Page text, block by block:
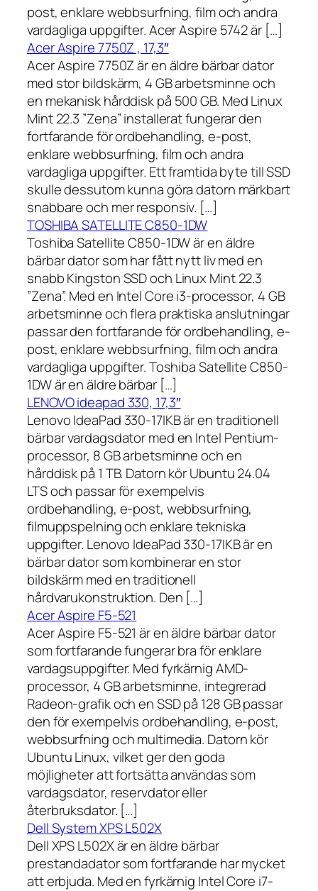
post, enklare webbsurfning, film och andra
vardagliga uppgifter. Acer Aspire 5742 är […]
Acer Aspire 7750Z , 17,3″
Acer Aspire 7750Z är en äldre bärbar dator
med stor bildskärm, 4 GB arbetsminne och
en mekanisk hårddisk på 500 GB. Med Linux
Mint 22.3 ”Zena” installerat fungerar den
fortfarande för ordbehandling, e-post,
enklare webbsurfning, film och andra
vardagliga uppgifter. Ett framtida byte till SSD
skulle dessutom kunna göra datorn märkbart
snabbare och mer responsiv. […]
TOSHIBA SATELLITE C850-1DW
Toshiba Satellite C850-1DW är en äldre
bärbar dator som har fått nytt liv med en
snabb Kingston SSD och Linux Mint 22.3
”Zena”. Med en Intel Core i3-processor, 4 GB
arbetsminne och flera praktiska anslutningar
passar den fortfarande för ordbehandling, e-
post, enklare webbsurfning, film och andra
vardagliga uppgifter. Toshiba Satellite C850-
1DW är en äldre bärbar […]
LENOVO ideapad 330, 17,3″
Lenovo IdeaPad 330-17IKB är en traditionell
bärbar vardagsdator med en Intel Pentium-
processor, 8 GB arbetsminne och en
hårddisk på 1 TB. Datorn kör Ubuntu 24.04
LTS och passar för exempelvis
ordbehandling, e-post, webbsurfning,
filmuppspelning och enklare tekniska
uppgifter. Lenovo IdeaPad 330-17IKB är en
bärbar dator som kombinerar en stor
bildskärm med en traditionell
hårdvarukonstruktion. Den […]
Acer Aspire F5-521
Acer Aspire F5-521 är en äldre bärbar dator
som fortfarande fungerar bra för enklare
vardagsuppgifter. Med fyrkärnig AMD-
processor, 4 GB arbetsminne, integrerad
Radeon-grafik och en SSD på 128 GB passar
den för exempelvis ordbehandling, e-post,
webbsurfning och multimedia. Datorn kör
Ubuntu Linux, vilket ger den goda
möjligheter att fortsätta användas som
vardagsdator, reservdator eller
återbruksdator. […]
Dell System XPS L502X
Dell XPS L502X är en äldre bärbar
prestandadator som fortfarande har mycket
att erbjuda. Med en fyrkärnig Intel Core i7-